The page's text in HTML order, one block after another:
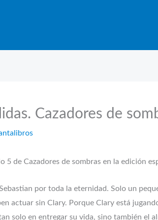
Cazadores de
de Cazadores de sombras en la edición
por toda la eternidad. Solo un
actuar sin Clary. Porque Clary está
solo en entregar su vida, sino también el